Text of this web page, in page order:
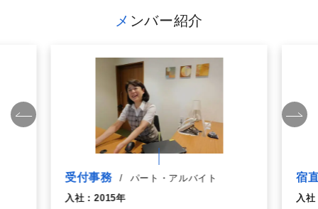
メンバー紹介
受付事務 /
パート・アルバイト
入社：2015年
宿
入社